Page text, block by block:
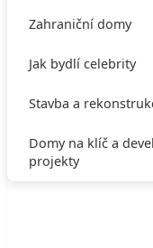
Zahraniční domy
Jak bydlí celebrity
Stavba a
Domy na klíč a
projekty